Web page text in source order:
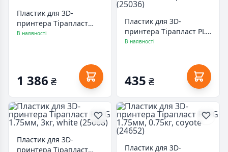
Пластик для 3D-
принтера Тірапласт
PETG 1.75мм, 3кг, yellow
В наявності
1 386 ₴
Пластик для 3D-
принтера Тірапласт PLA
1.75мм, 0.75кг, pink
В наявності
435 ₴
Пластик для 3D-
принтера Тірапласт
Пластик для 3D-